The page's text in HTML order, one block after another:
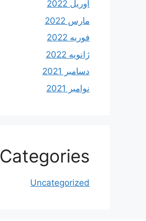
آوریل 2022
مارس 2022
فوریه 2022
ژانویه 2022
دسامبر 2021
نوامبر 2021
Categories
Uncategorized